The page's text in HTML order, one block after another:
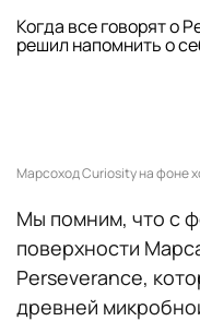
Когда все говорят о
решил напомнить о
Марсоход Curiosity на фоне
Мы помним, что с
поверхности
Perseverance,
древней